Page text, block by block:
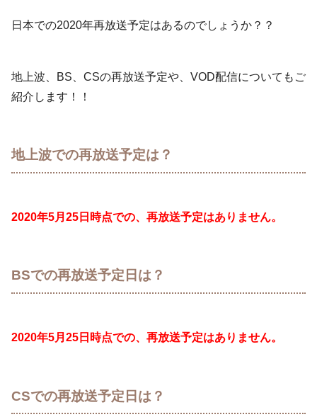
日本での2020年再放送予定はあるのでしょうか？？
地上波、BS、CSの再放送予定や、VOD配信についてもご
紹介します！！
地上波での再放送予定は？
2020年5月25日時点での、再放送予定はありません。
BSでの再放送予定日は？
2020年5月25日時点での、再放送予定はありません。
CSでの再放送予定日は？